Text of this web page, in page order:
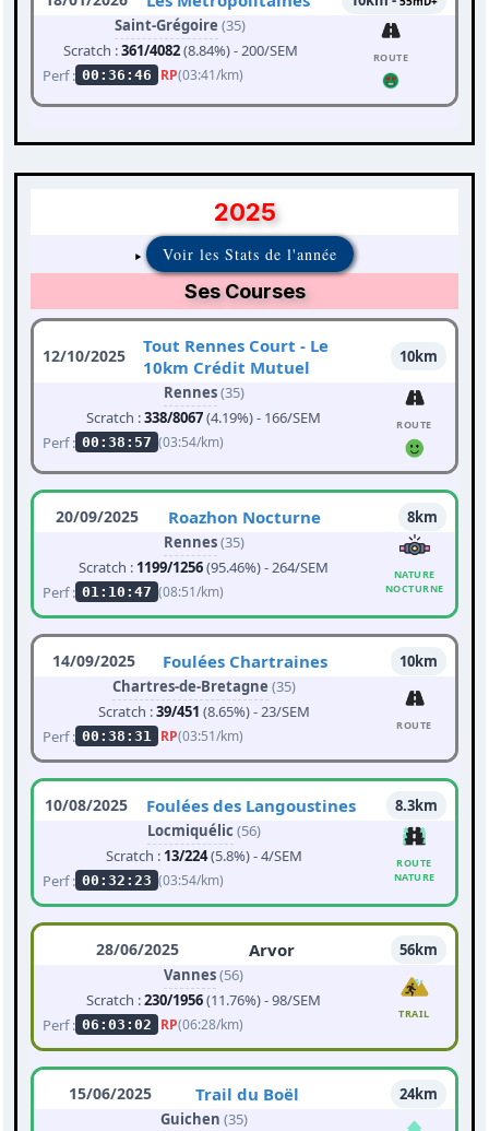
Saint-Grégoire (35)
Scratch :361/4082(8.84%) - 200/SEM
Perf : 00:36:46 RP(03:41/km)
ROUTE
2025
Voir les Stats de l'année
Ses Courses
12/10/2025
Tout Rennes Court - Le
10km Crédit Mutuel
10km
Rennes(35)
Scratch :338/8067(4.19%) - 166/SEM
Perf : 00:38:57 (03:54/km)
ROUTE
20/09/2025 Roazhon Nocturne
8km
Rennes(35)
Scratch : 1199/1256(95.46%) - 264/SEM
Perf : 01:10:47 (08:51/km)
NATURE
NOCTURNE
14/09/2025 Foulées Chartraines
10km
Chartres-de-Bretagne (35)
Scratch :39/451 (8.65%) - 23/SEM
Perf : 00:38:31 RP(03:51/km)
ROUTE
10/08/2025 Foulées des Langoustines
8.3km
Locmiquélic (56)
Scratch : 13/224(5.8%) - 4/SEM
Perf : 00:32:23 (03:54/km)
ROUTE
NATURE
28/06/2025 Arvor
56km
Vannes(56)
Scratch :230/1956(11.76%) - 98/SEM
Perf : 06:03:02 RP(06:28/km)
TRAIL
15/06/2025 Trail du Boël
24km
Guichen (35)